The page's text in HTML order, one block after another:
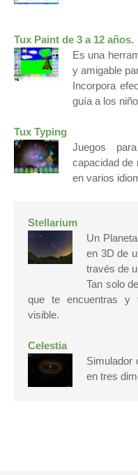
Tux Paint de 3 a 12 años.
Es una
y amigable
Incorpora
guía a los
Tux Typing
Juegos
capacidad de
en varios
Stellarium
Un
en 3D de
través de
Tan solo
que te encuentras y
visible.
Celestia
Simulador
en tres